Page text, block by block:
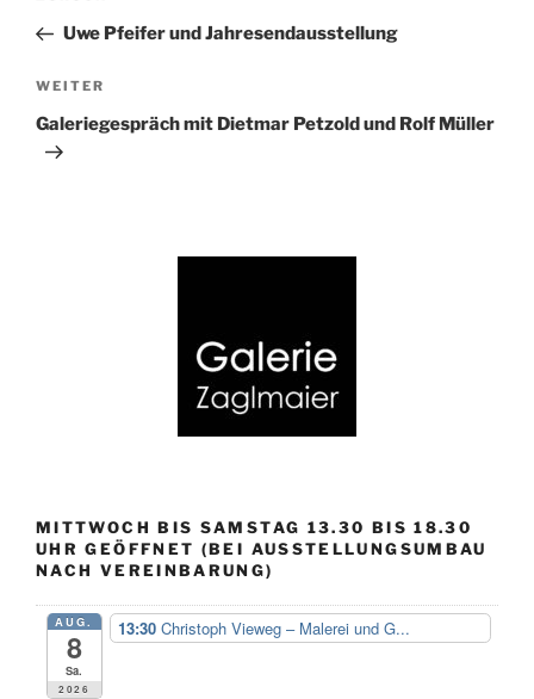
Beitrag
Uwe Pfeifer und Jahresendausstellung
Nächster
Beitrag
WEITER
Galeriegespräch mit Dietmar Petzold und Rolf Müller
MITTWOCH BIS SAMSTAG 13.30 BIS 18.30
UHR GEÖFFNET (BEI AUSSTELLUNGSUMBAU
NACH VEREINBARUNG)
AUG.
8
Sa.
2026
13:30 Christoph Vieweg – Malerei und G...